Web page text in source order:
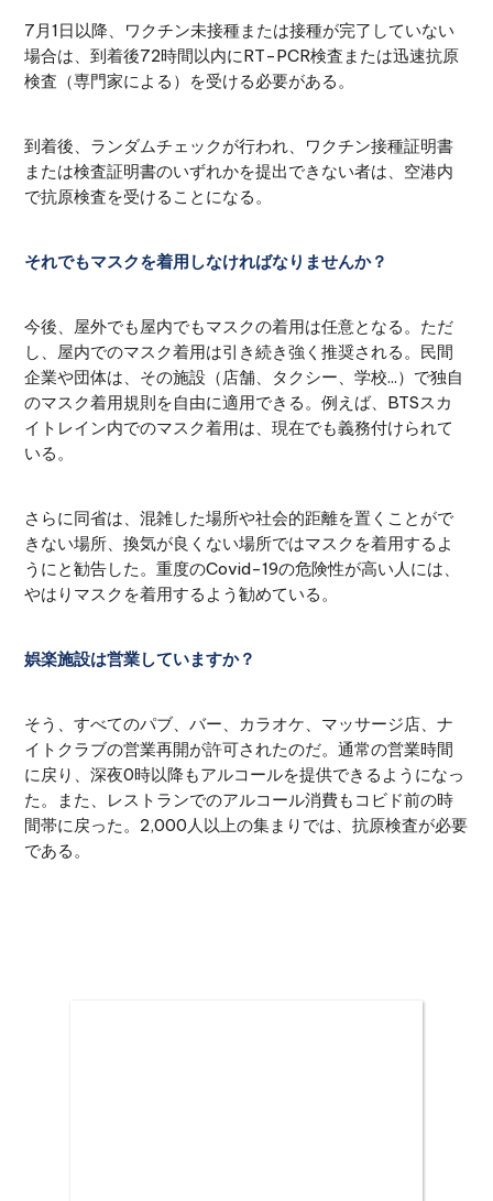
7月1日以降、ワクチン未接種または接種が完了していない
場合は、到着後72時間以内にRT-PCR検査または迅速抗原
検査（専門家による）を受ける必要がある。
到着後、ランダムチェックが行われ、ワクチン接種証明書
または検査証明書のいずれかを提出できない者は、空港内
で抗原検査を受けることになる。
それでもマスクを着用しなければなりませんか？
今後、屋外でも屋内でもマスクの着用は任意となる。ただ
し、屋内でのマスク着用は引き続き強く推奨される。民間
企業や団体は、その施設（店舗、タクシー、学校...）で独自
のマスク着用規則を自由に適用できる。例えば、BTSスカ
イトレイン内でのマスク着用は、現在でも義務付けられて
いる。
さらに同省は、混雑した場所や社会的距離を置くことがで
きない場所、換気が良くない場所ではマスクを着用するよ
うにと勧告した。重度のCovid-19の危険性が高い人には、
やはりマスクを着用するよう勧めている。
娯楽施設は営業していますか？
そう、すべてのパブ、バー、カラオケ、マッサージ店、ナ
イトクラブの営業再開が許可されたのだ。通常の営業時間
に戻り、深夜0時以降もアルコールを提供できるようになっ
た。また、レストランでのアルコール消費もコビド前の時
間帯に戻った。2,000人以上の集まりでは、抗原検査が必要
である。